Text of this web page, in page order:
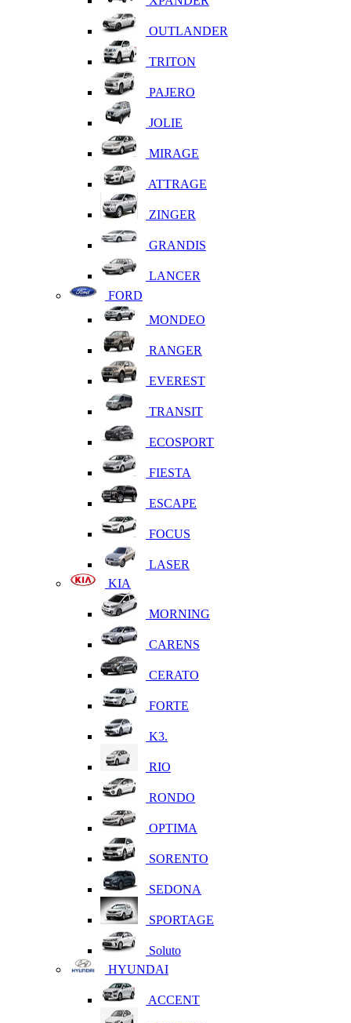
OUTLANDER
TRITON
PAJERO
JOLIE
MIRAGE
ATTRAGE
ZINGER
GRANDIS
LANCER
FORD
MONDEO
RANGER
EVEREST
TRANSIT
ECOSPORT
FIESTA
ESCAPE
FOCUS
LASER
KIA
MORNING
CARENS
CERATO
FORTE
K3.
RIO
RONDO
OPTIMA
SORENTO
SEDONA
SPORTAGE
Soluto
HYUNDAI
ACCENT